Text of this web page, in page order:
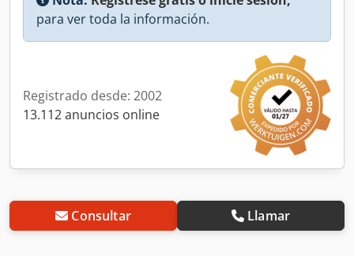
para ver toda la información.
Registrado desde: 2002
13.112 anuncios online
Consultar Llamar